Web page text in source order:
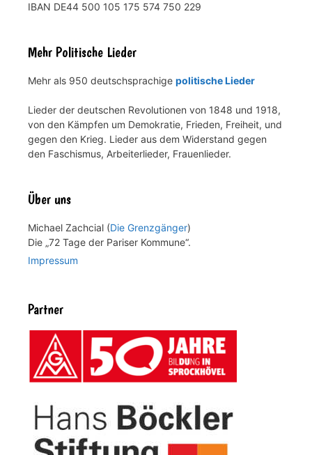
IBAN DE44 500 105 175 574 750 229
Mehr Politische Lieder
Mehr als 950 deutschsprachige politische Lieder
Lieder der deutschen Revolutionen von 1848 und 1918,
von den Kämpfen um Demokratie, Frieden, Freiheit, und
gegen den Krieg. Lieder aus dem Widerstand gegen
den Faschismus, Arbeiterlieder, Frauenlieder.
Über uns
Michael Zachcial (Die Grenzgänger)
Die „72 Tage der Pariser Kommune“.
Impressum
Partner